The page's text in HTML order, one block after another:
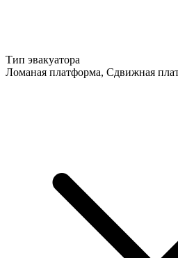
Тип эвакуатора
Ломаная платформа, Сдвижная